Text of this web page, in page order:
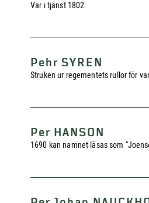
Var i tjänst 1802.
Pehr SYREN
Struken ur regementets rullor för
Per HANSON
1690 kan namnet läsas som